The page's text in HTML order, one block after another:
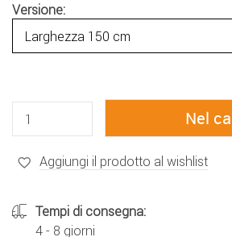
Versione:
Aggiungi il prodotto al wishlist
Tempi di consegna:
4 - 8 giorni